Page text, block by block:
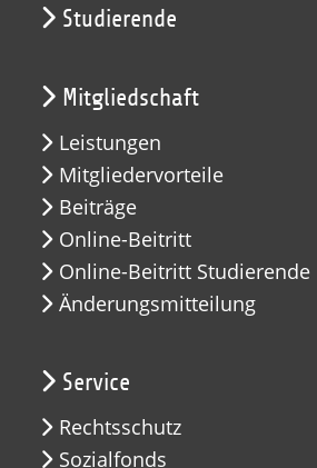
Studierende
Mitgliedschaft
Leistungen
Mitgliedervorteile
Beiträge
Online-Beitritt
Online-Beitritt Studierende
Änderungsmitteilung
Service
Rechtsschutz
Sozialfonds